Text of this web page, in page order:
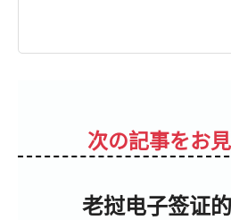
次の記事をお
老挝电子签证